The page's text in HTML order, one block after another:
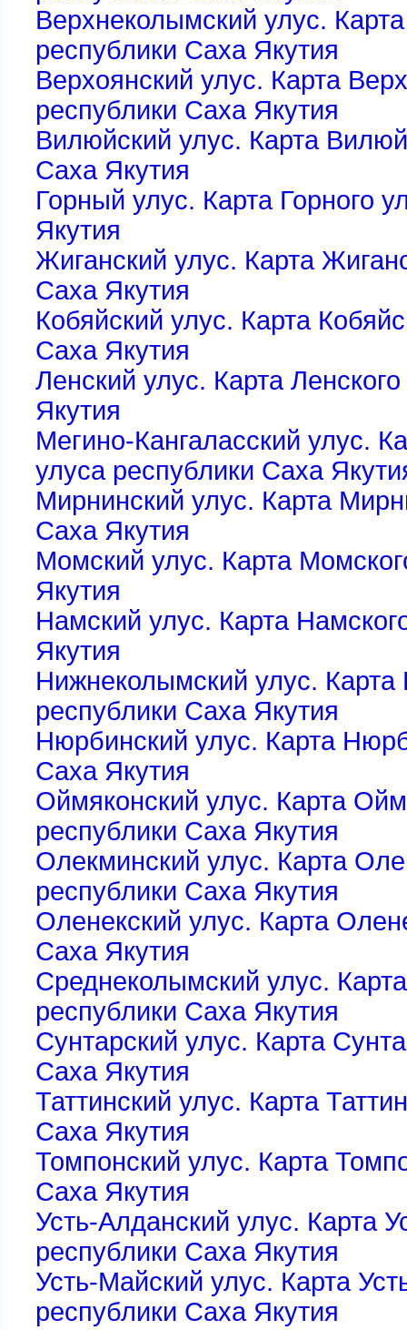
Верхнеколымский улус.
республики Саха Якутия
Верхоянский улус. Карта
республики Саха Якутия
Вилюйский улус. Карта
Саха Якутия
Горный улус. Карта Горного
Якутия
Жиганский улус. Карта
Саха Якутия
Кобяйский улус. Карта
Саха Якутия
Ленский улус. Карта
Якутия
Мегино-Кангаласский улус.
улуса республики Саха
Мирнинский улус. Карта
Саха Якутия
Момский улус. Карта
Якутия
Намский улус. Карта
Якутия
Нижнеколымский улус.
республики Саха Якутия
Нюрбинский улус. Карта
Саха Якутия
Оймяконский улус. Карта
республики Саха Якутия
Олекминский улус. Карта
республики Саха Якутия
Оленекский улус. Карта
Саха Якутия
Среднеколымский улус.
республики Саха Якутия
Сунтарский улус. Карта
Саха Якутия
Таттинский улус. Карта
Саха Якутия
Томпонский улус. Карта
Саха Якутия
Усть-Алданский улус. Карта
республики Саха Якутия
Усть-Майский улус. Карта
республики Саха Якутия